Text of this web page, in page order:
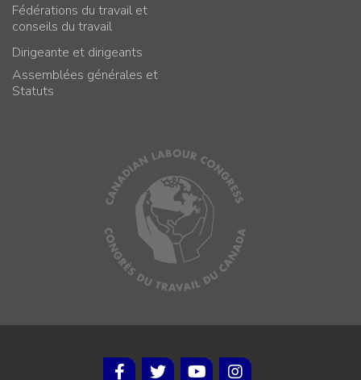
Fédérations du travail et
conseils du travail
Dirigeante et dirigeants
Assemblées générales et
Statuts